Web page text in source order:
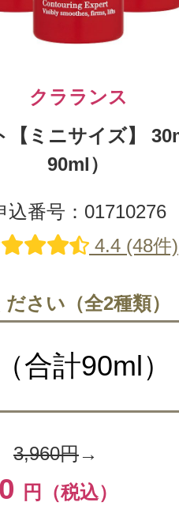
クラランス
【ミニサイズ】
90ml）
込番号：01710276
4.4 (48件)
さい（全2種類）
3,960円→
円（税込）